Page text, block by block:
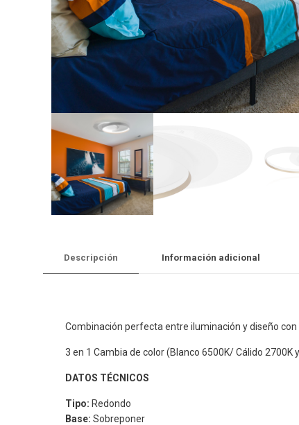
Descripción Información adicional
Combinación perfecta entre iluminación y diseño
3 en 1 Cambia de color (Blanco 6500K/ Cálido 2700K
DATOS TÉCNICOS
Tipo: Redondo
Base: Sobreponer